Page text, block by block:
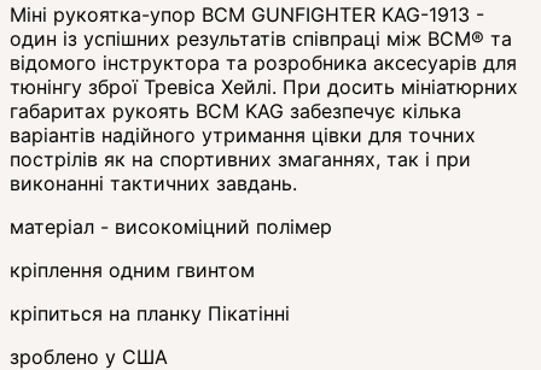
Міні рукоятка-упор BCM GUNFIGHTER KAG-1913 -
один із успішних результатів співпраці між BCM® та
відомого інструктора та розробника аксесуарів для
тюнінгу зброї Тревіса Хейлі. При досить мініатюрних
габаритах рукоять BCM KAG забезпечує кілька
варіантів надійного утримання цівки для точних
пострілів як на спортивних змаганнях, так і при
виконанні тактичних завдань.
матеріал - високоміцний полімер
кріплення одним гвинтом
кріпиться на планку Пікатінні
зроблено у США